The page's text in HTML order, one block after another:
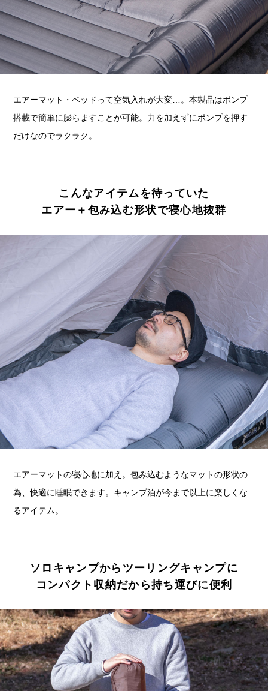
エアーマット・ベッドって空気入れが大変…。本製品はポンプ
搭載で簡単に膨らますことが可能。力を加えずにポンプを押す
だけなのでラクラク。
こんなアイテムを待っていた
エアー＋包み込む形状で寝心地抜群
エアーマットの寝心地に加え。包み込むようなマットの形状の
為、快適に睡眠できます。キャンプ泊が今まで以上に楽しくな
るアイテム。
ソロキャンプからツーリングキャンプに
コンパクト収納だから持ち運びに便利